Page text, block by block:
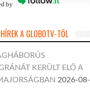
by
A GLOBOTV-TŐL
KERÜLT ELŐ A
2026-08-